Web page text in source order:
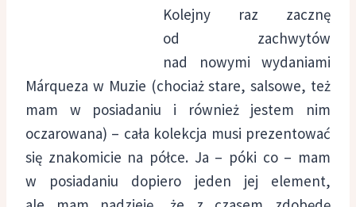
Kolejny raz zacznę
od zachwytów
nad nowymi wydaniami
Márqueza w Muzie (chociaż stare, salsowe, też
mam w posiadaniu i również jestem nim
oczarowana) – cała kolekcja musi prezentować
się znakomicie na półce. Ja – póki co – mam
w posiadaniu dopiero jeden jej element,